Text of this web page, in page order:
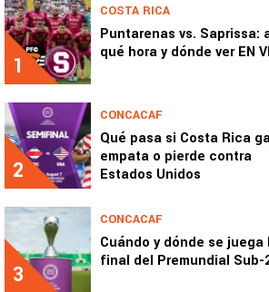
1
COSTA RICA
Puntarenas vs. Saprissa:
qué hora y dónde ver EN
2
CONCACAF
Qué pasa si Costa Rica
empata o pierde contra
Estados Unidos
3
CONCACAF
Cuándo y dónde se juega
final del Premundial Sub-